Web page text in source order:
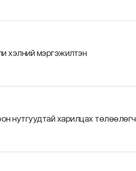
хэлний мэргэжилтэн
нутгуудтай харилцах төлөөлөгч